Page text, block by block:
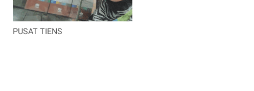
PUSAT TIENS